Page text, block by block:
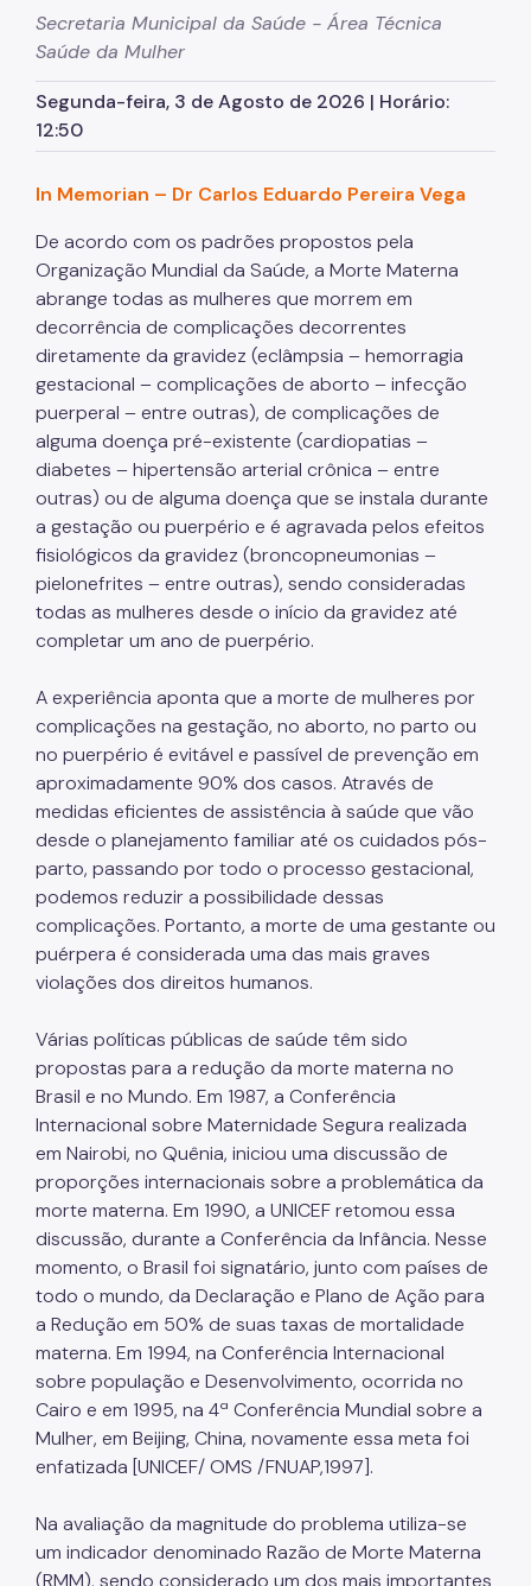
Assessoria de Planejamento – Asplan
Atenção Básica
Atenção Integral às Pessoas em Situação de
Acumulação
Biblioteca de Saúde
Cadastro Nacional de Estabelecimento de Saúde
(CNES)
Comitê de Ética em Pesquisa com Seres Humanos
Conselho Municipal de Saúde
Coordenadoria de Controle Interno
Coordenadoria de Informação em Saúde
Infecções Sexualmente Transmissíveis - IST/AIDS
Epidemiologia e Informação - CEInfo
Escola Municipal de Saúde - EMS
Gestão de Pessoas
Gestão Participativa
Judicialização da Saúde
Licitações e Compras Públicas
Atas de Registro de Preços
Manuais de Identidade Visual
Notícias
Ouvidoria
Proteção de Dados e Privacidade
SAMU 192
Tecnologia da Informação e Comunicação
Vigilância em Saúde
Secretaria Municipal da Saúde - Área Técnica
Saúde da Mulher
Segunda-feira, 3 de Agosto de 2026 | Horário:
12:50
In Memorian – Dr Carlos Eduardo Pereira Vega
De acordo com os padrões propostos pela
Organização Mundial da Saúde, a Morte Materna
abrange todas as mulheres que morrem em
decorrência de complicações decorrentes
diretamente da gravidez (eclâmpsia – hemorragia
gestacional – complicações de aborto – infecção
puerperal – entre outras), de complicações de
alguma doença pré-existente (cardiopatias –
diabetes – hipertensão arterial crônica – entre
outras) ou de alguma doença que se instala durante
a gestação ou puerpério e é agravada pelos efeitos
fisiológicos da gravidez (broncopneumonias –
pielonefrites – entre outras), sendo consideradas
todas as mulheres desde o início da gravidez até
completar um ano de puerpério.
A experiência aponta que a morte de mulheres por
complicações na gestação, no aborto, no parto ou
no puerpério é evitável e passível de prevenção em
aproximadamente 90% dos casos. Através de
medidas eficientes de assistência à saúde que vão
desde o planejamento familiar até os cuidados pós-
parto, passando por todo o processo gestacional,
podemos reduzir a possibilidade dessas
complicações. Portanto, a morte de uma gestante ou
puérpera é considerada uma das mais graves
violações dos direitos humanos.
Várias políticas públicas de saúde têm sido
propostas para a redução da morte materna no
Brasil e no Mundo. Em 1987, a Conferência
Internacional sobre Maternidade Segura realizada
em Nairobi, no Quênia, iniciou uma discussão de
proporções internacionais sobre a problemática da
morte materna. Em 1990, a UNICEF retomou essa
discussão, durante a Conferência da Infância. Nesse
momento, o Brasil foi signatário, junto com países de
todo o mundo, da Declaração e Plano de Ação para
a Redução em 50% de suas taxas de mortalidade
materna. Em 1994, na Conferência Internacional
sobre população e Desenvolvimento, ocorrida no
Cairo e em 1995, na 4ª Conferência Mundial sobre a
Mulher, em Beijing, China, novamente essa meta foi
enfatizada [UNICEF/ OMS /FNUAP,1997].
Na avaliação da magnitude do problema utiliza-se
um indicador denominado Razão de Morte Materna
(RMM), sendo considerado um dos mais importantes